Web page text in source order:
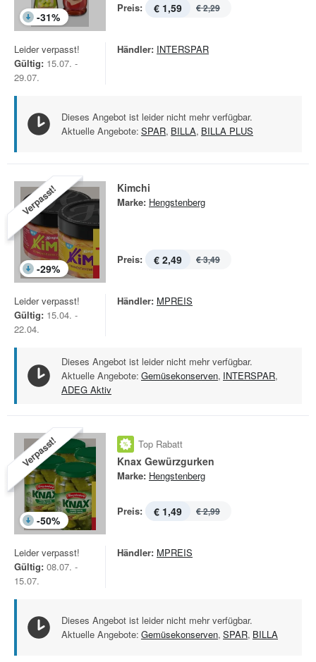
-31%
Preis: € 1,59 € 2,29
Leider verpasst!
Gültig: 15.07. -
29.07.
Händler: INTERSPAR
Dieses Angebot ist leider nicht mehr verfügbar.
Aktuelle Angebote: SPAR, BILLA, BILLA PLUS
Verpasst!
-29%
Kimchi
Marke: Hengstenberg
Preis: € 2,49 € 3,49
Leider verpasst!
Gültig: 15.04. -
22.04.
Händler: MPREIS
Dieses Angebot ist leider nicht mehr verfügbar.
Aktuelle Angebote: Gemüsekonserven, INTERSPAR,
ADEG Aktiv
Verpasst!
-50%
Top Rabatt
Knax Gewürzgurken
Marke: Hengstenberg
Preis: € 1,49 € 2,99
Leider verpasst!
Gültig: 08.07. -
15.07.
Händler: MPREIS
Dieses Angebot ist leider nicht mehr verfügbar.
Aktuelle Angebote: Gemüsekonserven, SPAR, BILLA